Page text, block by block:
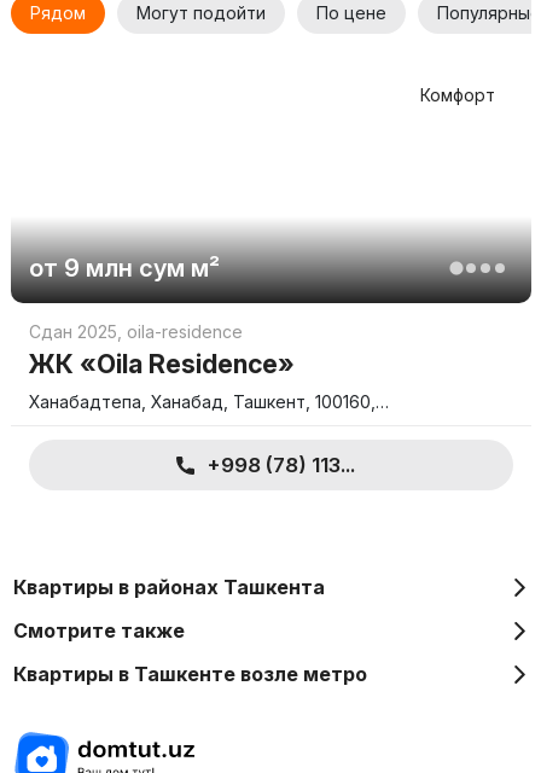
Рядом Могут подойти По цене Популярные
Комфорт
от9 млн сумм²
Сдан 2025 oila-residence
ЖК «Oila Residence»
Ханабадтепа, Ханабад, Ташкент, 100160,…
+998 (78) 113...
Квартиры в районах Ташкента
Смотрите также
Квартиры в Ташкенте возле метро